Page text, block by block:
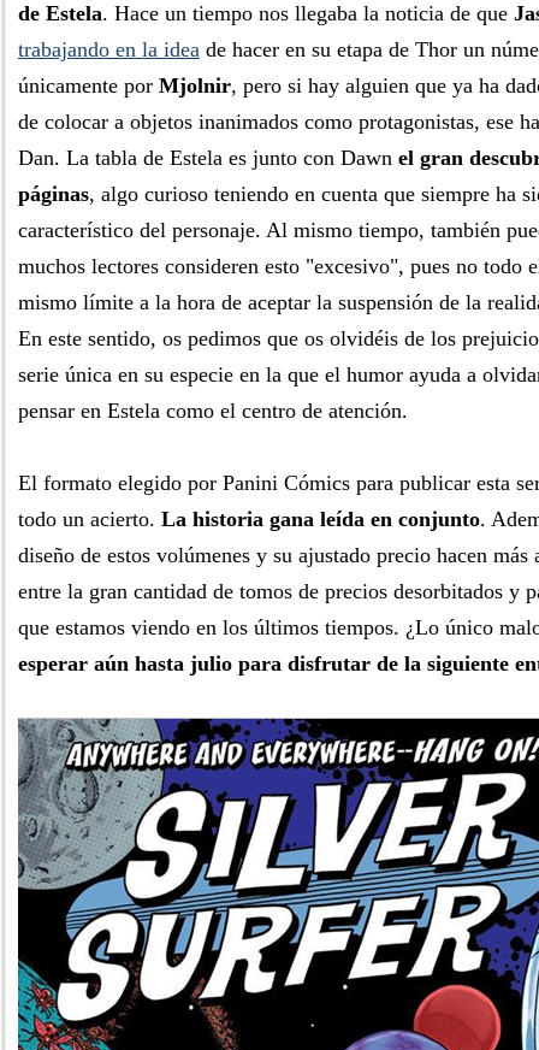
de Estela. Hace un tiempo nos llegaba la noticia de que
trabajando en la idea de hacer en su etapa de Thor un
únicamente por Mjolnir, pero si hay alguien que ya ha
de colocar a objetos inanimados como protagonistas, ese
Dan. La tabla de Estela es junto con Dawn el gran
páginas, algo curioso teniendo en cuenta que siempre ha
característico del personaje. Al mismo tiempo, también
muchos lectores consideren esto "excesivo", pues no todo
mismo límite a la hora de aceptar la suspensión de la
En este sentido, os pedimos que os olvidéis de los
serie única en su especie en la que el humor ayuda a
pensar en Estela como el centro de atención.
El formato elegido por Panini Cómics para publicar esta
todo un acierto. La historia gana leída en conjunto.
diseño de estos volúmenes y su ajustado precio hacen más
entre la gran cantidad de tomos de precios desorbitados y
que estamos viendo en los últimos tiempos. ¿Lo único
esperar aún hasta julio para disfrutar de la siguiente